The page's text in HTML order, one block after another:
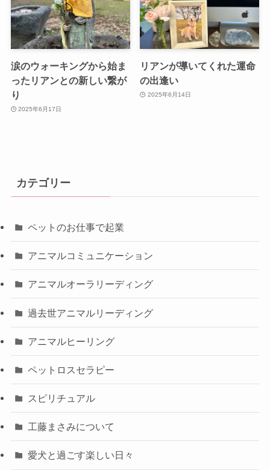
涙のウォーキングから始ま
ったリアンとの新しい繋が
り
2025年6月17日
リアンが導いてくれた運命
の出逢い
2025年6月14日
カテゴリー
ペットのお仕事で起業
アニマルコミュニケーション
アニマルオーラリーディング
過去世アニマルリーディング
アニマルヒーリング
ペットロスセラピー
スピリチュアル
工藤まさみについて
愛犬と過ごす楽しい日々